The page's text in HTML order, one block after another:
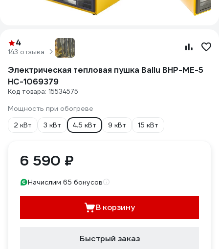
4
143 отзыва
Электрическая тепловая пушка Ballu BHP-ME-5
НС-1069379
Код товара: 15534575
Мощность при обогреве
2 кВт
3 кВт 4.5 кВт 9 кВт 15 кВт
6 590 ₽
Начислим 65 бонусов
В корзину
Быстрый заказ